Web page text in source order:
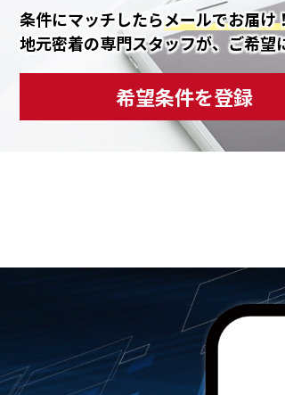
条件にマッチしたらメールでお届け
地元密着の専門スタッフが、ご希
希望条件を登録